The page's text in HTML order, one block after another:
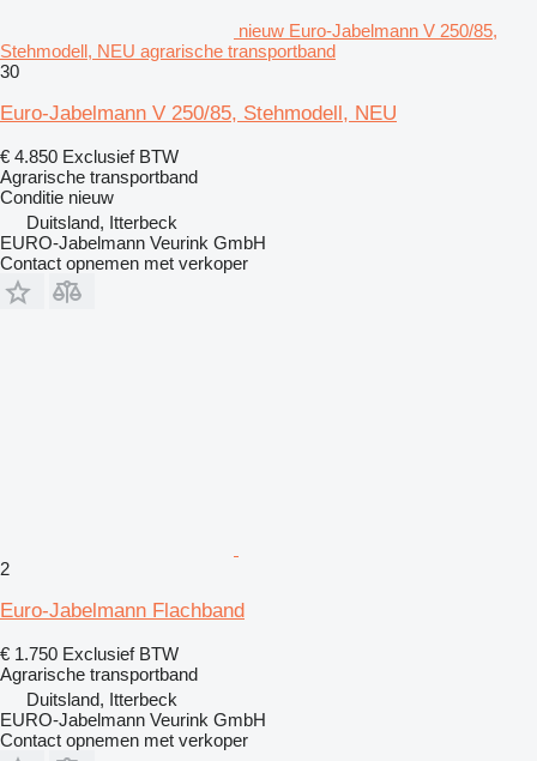
nieuw Euro-Jabelmann V 250/85,
Stehmodell, NEU agrarische transportband
30
Euro-Jabelmann V 250/85, Stehmodell, NEU
€ 4.850 Exclusief BTW
Agrarische transportband
Conditie nieuw
Duitsland, Itterbeck
EURO-Jabelmann Veurink GmbH
Contact opnemen met verkoper
2
Euro-Jabelmann Flachband
€ 1.750 Exclusief BTW
Agrarische transportband
Duitsland, Itterbeck
EURO-Jabelmann Veurink GmbH
Contact opnemen met verkoper